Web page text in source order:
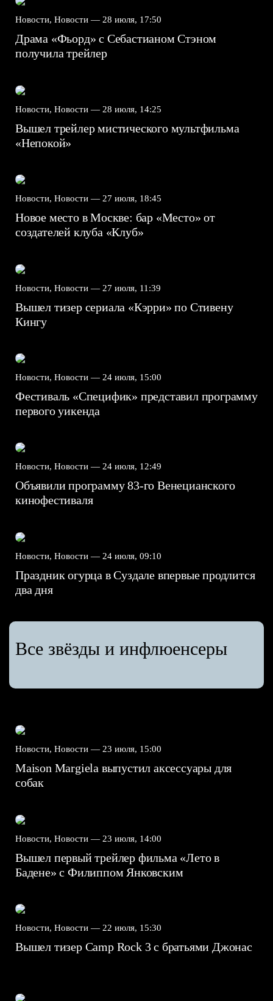
Новости, Новости — 28 июля, 17:50
Драма «Фьорд» с Себастианом Стэном
получила трейлер
Новости, Новости — 28 июля, 14:25
Вышел трейлер мистического мультфильма
«Непокой»
Новости, Новости — 27 июля, 18:45
Новое место в Москве: бар «Место» от
создателей клуба «Клуб»
Новости, Новости — 27 июля, 11:39
Вышел тизер сериала «Кэрри» по Стивену
Кингу
Новости, Новости — 24 июля, 15:00
Фестиваль «Специфик» представил программу
первого уикенда
Новости, Новости — 24 июля, 12:49
Объявили программу 83-го Венецианского
кинофестиваля
Новости, Новости — 24 июля, 09:10
Праздник огурца в Суздале впервые продлится
два дня
Все звёзды и инфлюенсеры
Новости, Новости — 23 июля, 15:00
Maison Margiela выпустил аксессуары для
собак
Новости, Новости — 23 июля, 14:00
Вышел первый трейлер фильма «Лето в
Бадене» с Филиппом Янковским
Новости, Новости — 22 июля, 15:30
Вышел тизер Camp Rock 3 с братьями Джонас